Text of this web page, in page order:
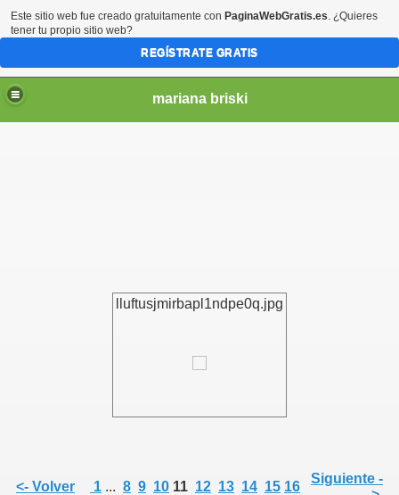
mariana briski
lluftusjmirbapl1ndpe0q.jpg
<- Volver 1 ... 8 9 10 11 12 13 14 15 16
Siguiente -
Este sitio web fue creado gratuitamente con PaginaWebGratis.es. ¿Quieres
tener tu propio sitio web?
REGÍSTRATE GRATIS